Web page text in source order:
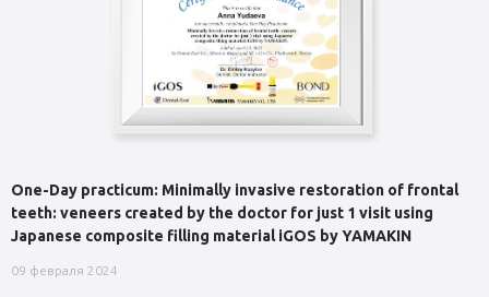
One-Day practicum: Minimally invasive restoration of frontal
teeth: veneers created by the doctor for just 1 visit using
Japanese composite filling material iGOS by YAMAKIN
09 февраля 2024